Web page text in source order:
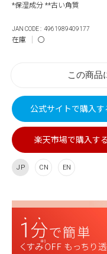
4961989409177
在庫 〇
*保湿成分 **古い角質
この商品
公式サイトで購入す
楽天市場で購入する
JP CN EN